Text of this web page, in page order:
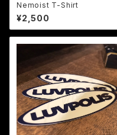
Nemoist T-Shirt
¥2,500